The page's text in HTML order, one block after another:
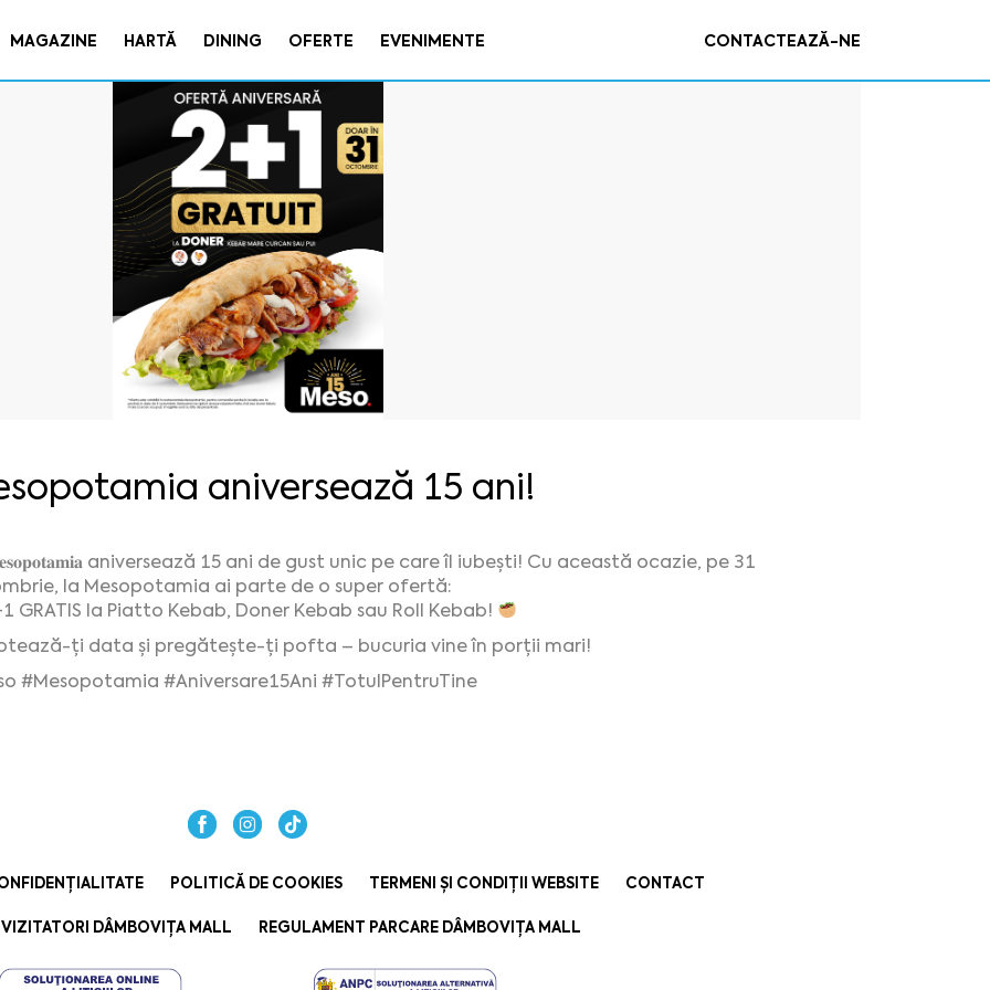
MAGAZINE HARTĂ DINING OFERTE EVENIMENTE CONTACTEAZĂ-NE
aniversează 15 ani!
aniversează 15 ani de gust unic pe care îl iubești! Cu această ocazie, pe 31
la Mesopotamia ai parte de o super ofertă:
GRATIS la Piatto Kebab, Doner Kebab sau Roll Kebab!
ți data și pregătește-ți pofta – bucuria vine în porții mari!
#Mesopotamia #Aniversare15Ani #TotulPentruTine
POLITICĂ DE COOKIES TERMENI ȘI CONDIȚII WEBSITE CONTACT
DÂMBOVIȚA MALL REGULAMENT PARCARE DÂMBOVIȚA MALL